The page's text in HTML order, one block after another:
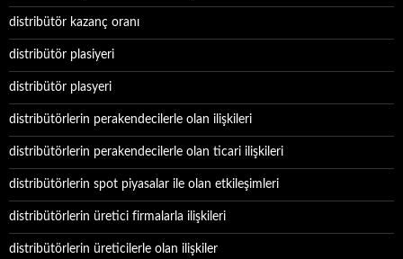
distribütör kazanç oranı
distribütör plasiyeri
distribütör plasyeri
distribütörlerin perakendecilerle olan ilişkileri
distribütörlerin perakendecilerle olan ticari ilişkileri
distribütörlerin spot piyasalar ile olan etkileşimleri
distribütörlerin üretici firmalarla ilişkileri
distribütörlerin üreticilerle olan ilişkiler